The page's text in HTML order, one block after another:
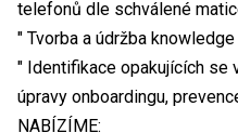
telefonů dle schválené
" Tvorba a údržba
" Identifikace opakujících se
úpravy onboardingu,
NABÍZÍME: